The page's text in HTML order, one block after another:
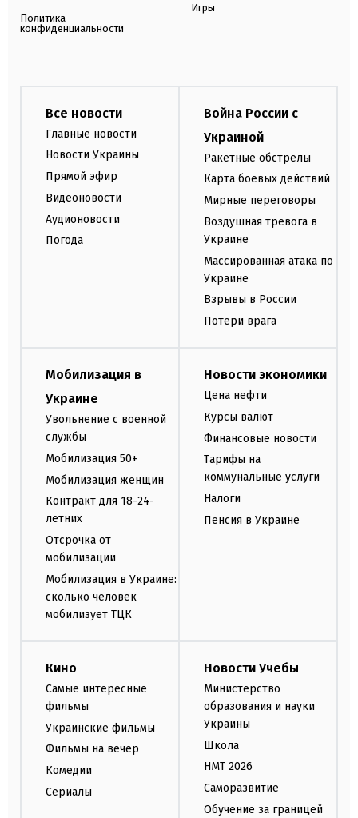
Политика
конфиденциальности
Игры
Все новости
Главные новости
Новости Украины
Прямой эфир
Видеоновости
Аудионовости
Погода
Война России с
Украиной
Ракетные обстрелы
Карта боевых действий
Мирные переговоры
Воздушная тревога в
Украине
Массированная атака по
Украине
Взрывы в России
Потери врага
Мобилизация в
Украине
Увольнение с военной
службы
Мобилизация 50+
Мобилизация женщин
Контракт для 18-24-
летних
Отсрочка от
мобилизации
Мобилизация в Украине:
сколько человек
мобилизует ТЦК
Новости экономики
Цена нефти
Курсы валют
Финансовые новости
Тарифы на
коммунальные услуги
Налоги
Пенсия в Украине
Кино
Самые интересные
фильмы
Украинские фильмы
Фильмы на вечер
Комедии
Сериалы
Новости Учебы
Министерство
образования и науки
Украины
Школа
НМТ 2026
Саморазвитие
Обучение за границей